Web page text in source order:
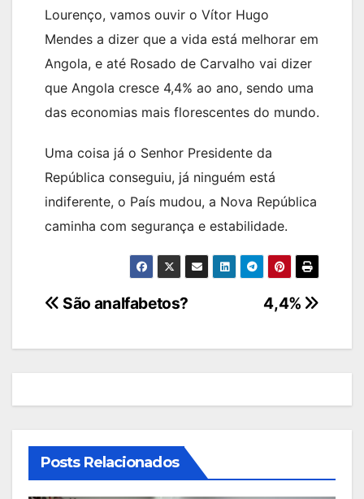
Lourenço, vamos ouvir o Vítor Hugo
Mendes a dizer que a vida está melhorar em
Angola, e até Rosado de Carvalho vai dizer
que Angola cresce 4,4% ao ano, sendo uma
das economias mais florescentes do mundo.
Uma coisa já o Senhor Presidente da
República conseguiu, já ninguém está
indiferente, o País mudou, a Nova República
caminha com segurança e estabilidade.
Navegação
4,4%
São analfabetos?
Posts Relacionados